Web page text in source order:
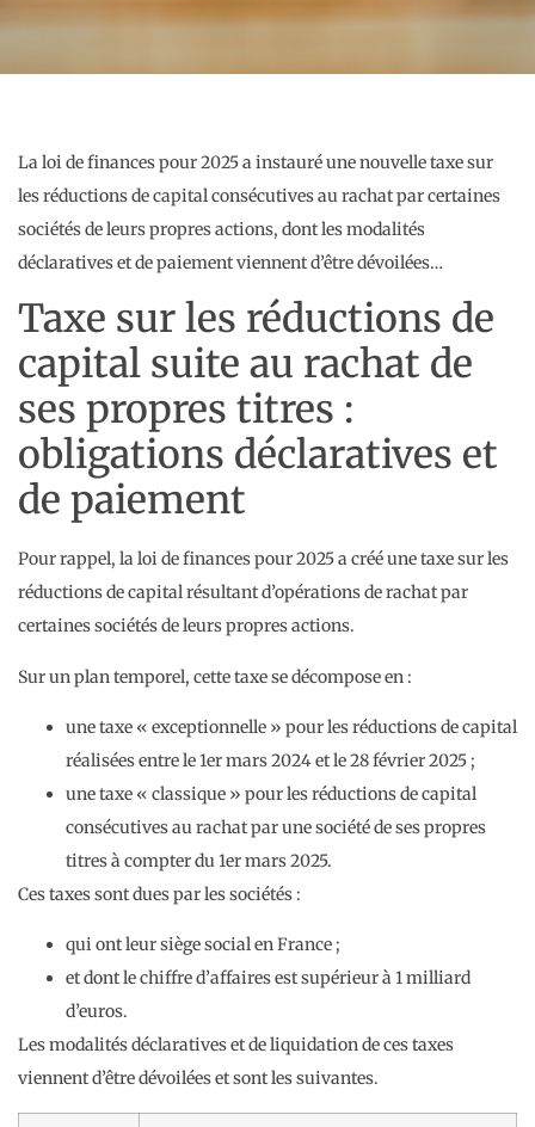
La loi de finances pour 2025 a instauré une nouvelle taxe sur
les réductions de capital consécutives au rachat par certaines
sociétés de leurs propres actions, dont les modalités
déclaratives et de paiement viennent d’être dévoilées…
Taxe sur les réductions de
capital suite au rachat de
ses propres titres :
obligations déclaratives et
de paiement
Pour rappel, la loi de finances pour 2025 a créé une taxe sur les
réductions de capital résultant d’opérations de rachat par
certaines sociétés de leurs propres actions.
Sur un plan temporel, cette taxe se décompose en :
une taxe « exceptionnelle » pour les réductions de capital
réalisées entre le 1er mars 2024 et le 28 février 2025 ;
une taxe « classique » pour les réductions de capital
consécutives au rachat par une société de ses propres
titres à compter du 1er mars 2025.
Ces taxes sont dues par les sociétés :
qui ont leur siège social en France ;
et dont le chiffre d’affaires est supérieur à 1 milliard
d’euros.
Les modalités déclaratives et de liquidation de ces taxes
viennent d’être dévoilées et sont les suivantes.